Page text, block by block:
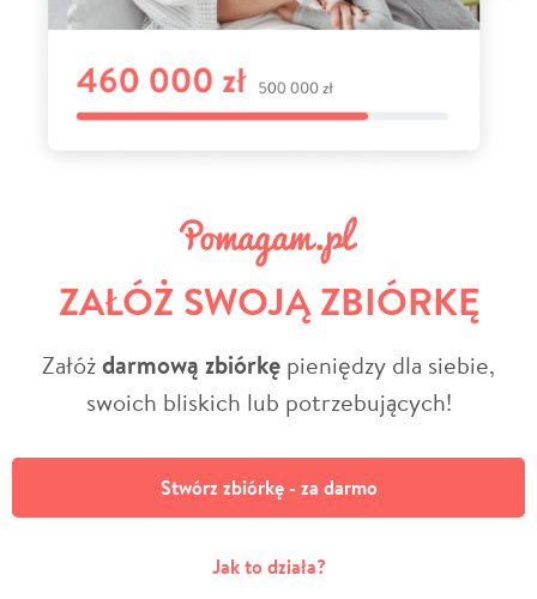
ZAŁÓŻ SWOJĄ ZBIÓRKĘ
Załóżdarmową zbiórkę pieniędzy dla siebie,
swoich bliskich lub potrzebujących!
Stwórz zbiórkę - za darmo
Jak to działa?